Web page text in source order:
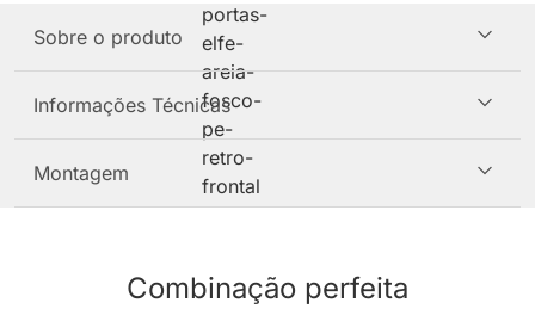
Sobre o produto
Informações Técnicas
Montagem
Combinação perfeita